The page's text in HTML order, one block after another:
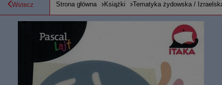
Wstecz Strona główna Książki Tematyka żydowska /